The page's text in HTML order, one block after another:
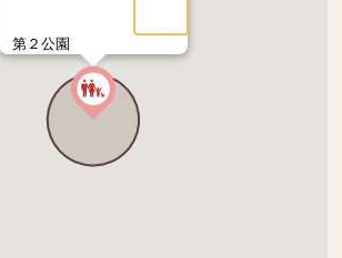
第２公園